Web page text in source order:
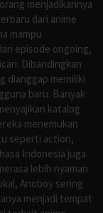
menjadikannya
dari anime
mampu
episode ongoing,
Dibandingkan
dianggap memiliki
baru. Banyak
katalog
menemukan
seperti action,
Indonesia juga
lebih nyaman
Anoboy sering
menjadi tempat